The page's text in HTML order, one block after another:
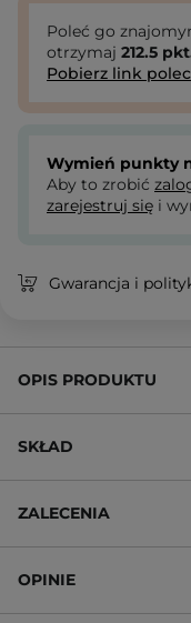
Poleć go
otrzymaj 212.5
Pobierz link
Wymień punkty
Aby to zrobić
zarejestruj się i
Gwarancja i
OPIS PRODUKTU
SKŁAD
ZALECENIA
OPINIE